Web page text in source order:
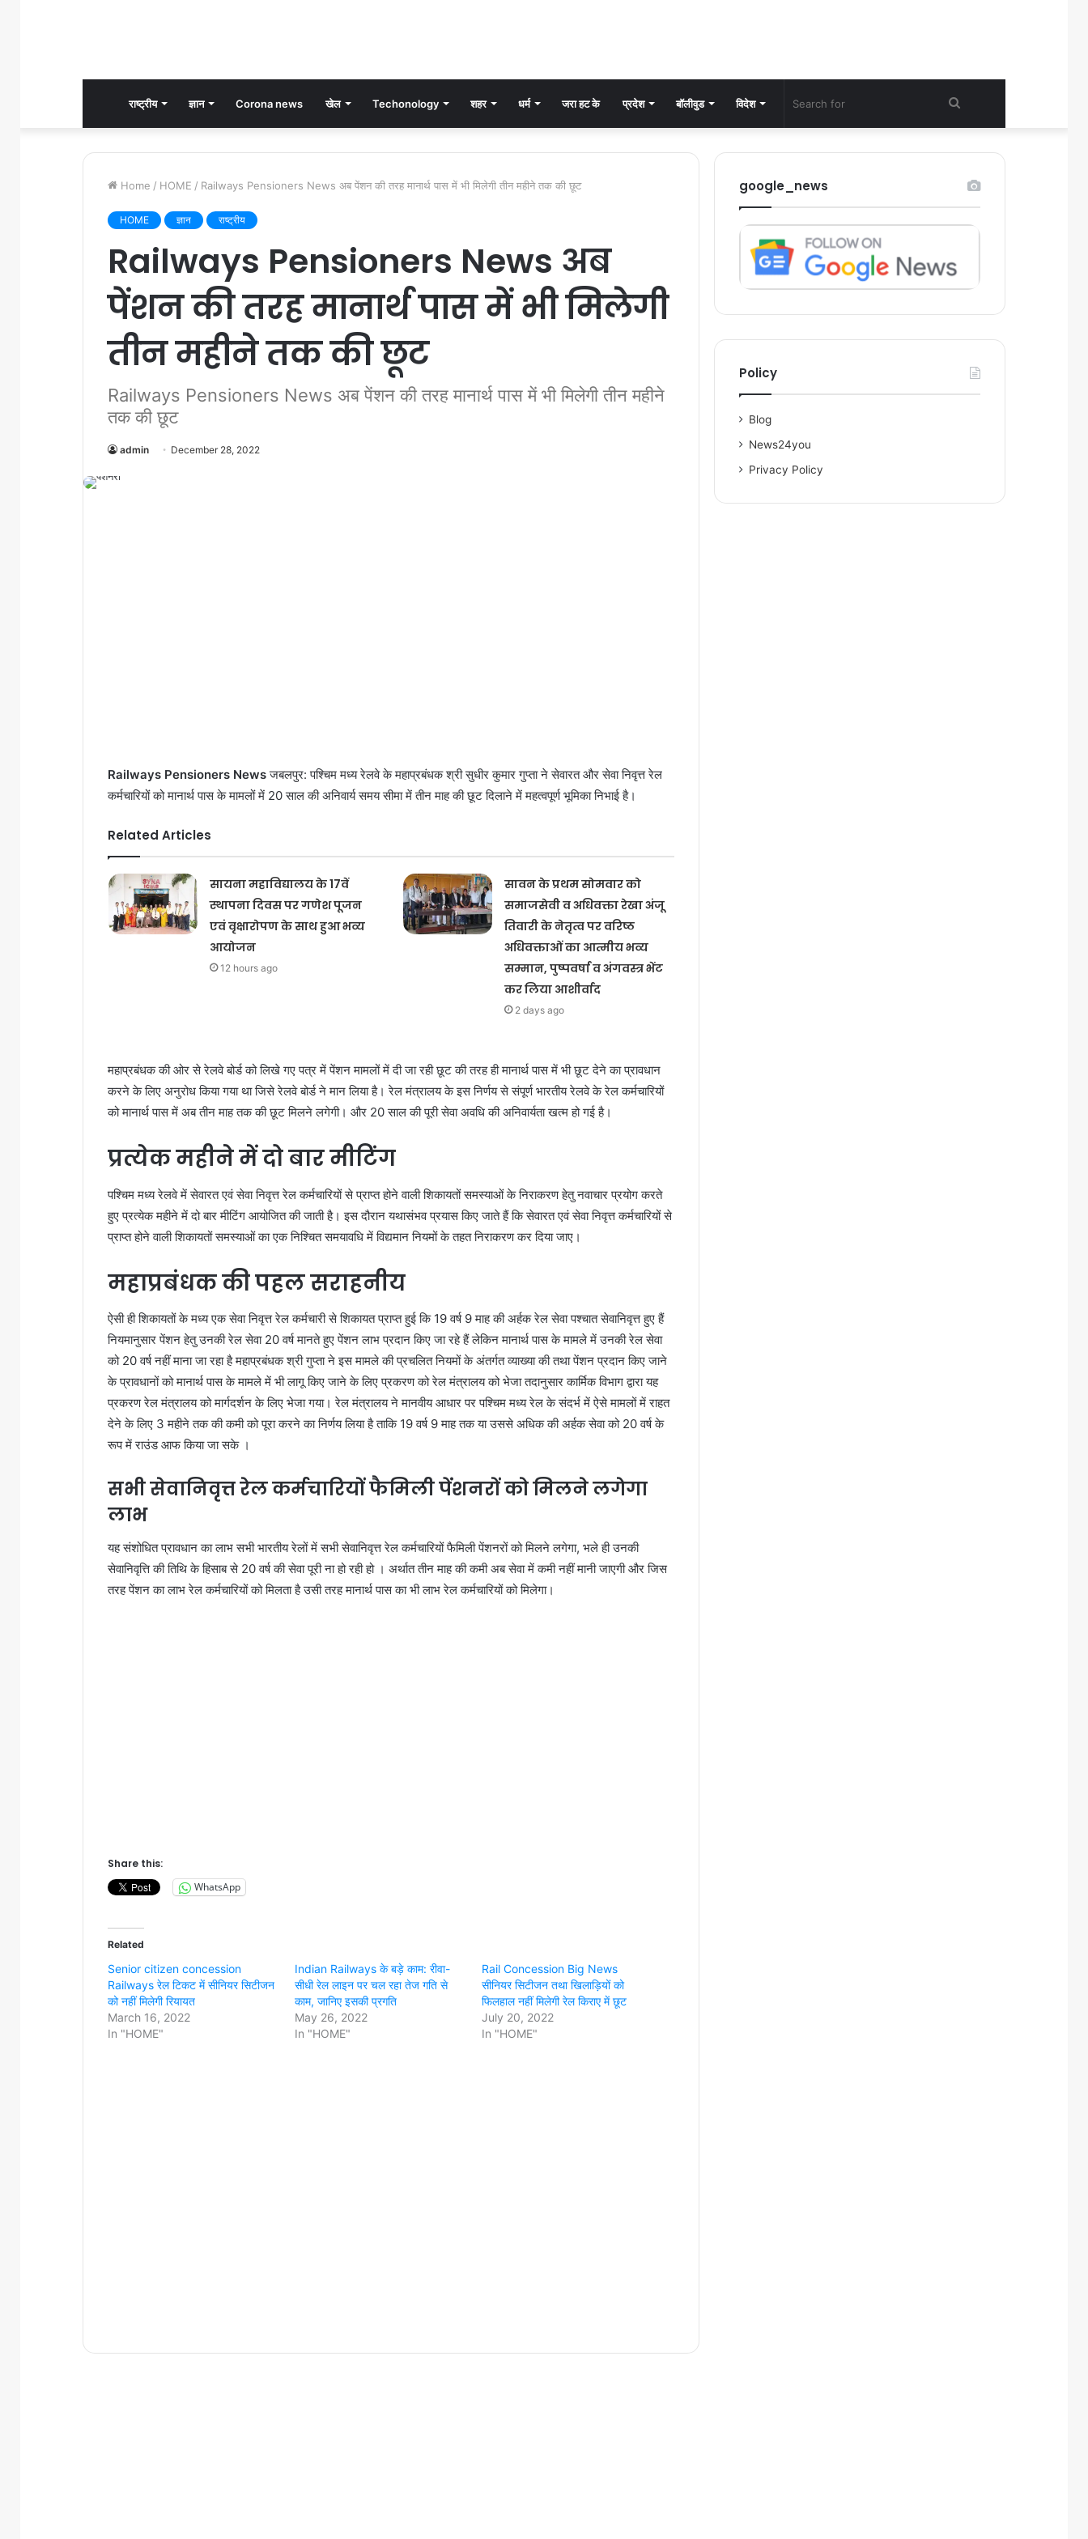
राष्ट्रीय ज्ञान Corona news खेल Techonology शहर धर्म जरा हट के प्रदेश बॉलीवुड विदेश
for
Home / HOME / Railways Pensioners News अब पेंशन की तरह मानार्थ पास में भी मिलेगी तीन महीने तक की छूट
HOME ज्ञान राष्ट्रीय
Railways Pensioners News अब
पेंशन की तरह मानार्थ पास में भी मिलेगी
तीन महीने तक की छूट
Railways Pensioners News अब पेंशन की तरह मानार्थ पास में भी मिलेगी तीन महीने
तक की छूट
admin December 28, 2022
Railways Pensioners Newsजबलपुर: पश्चिम मध्य रेलवे के महाप्रबंधक श्री सुधीर कुमार गुप्ता ने सेवारत और सेवा निवृत्त रेल
कर्मचारियों को मानार्थ पास के मामलों में 20 साल की अनिवार्य समय सीमा में तीन माह की छूट दिलाने में महत्वपूर्ण भूमिका निभाई है।
Related Articles
सायना महाविद्यालय के 17वें
स्थापना दिवस पर गणेश पूजन
एवं वृक्षारोपण के साथ हुआ भव्य
आयोजन
12 hours ago
सावन के प्रथम सोमवार को
समाजसेवी व अधिवक्ता रेखा अंजू
तिवारी के नेतृत्व पर वरिष्ठ
अधिवक्ताओं का आत्मीय भव्य
सम्मान, पुष्पवर्षा व अंगवस्त्र भेंट
कर लिया आशीर्वाद
2 days ago
महाप्रबंधक की ओर से रेलवे बोर्ड को लिखे गए पत्र में पेंशन मामलों में दी जा रही छूट की तरह ही मानार्थ पास में भी छूट देने का प्रावधान
करने के लिए अनुरोध किया गया था जिसे रेलवे बोर्ड ने मान लिया है। रेल मंत्रालय के इस निर्णय से संपूर्ण भारतीय रेलवे के रेल कर्मचारियों
को मानार्थ पास में अब तीन माह तक की छूट मिलने लगेगी। और 20 साल की पूरी सेवा अवधि की अनिवार्यता खत्म हो गई है।
प्रत्येक महीने में दो बार मीटिंग
पश्चिम मध्य रेलवे में सेवारत एवं सेवा निवृत्त रेल कर्मचारियों से प्राप्त होने वाली शिकायतों समस्याओं के निराकरण हेतु नवाचार प्रयोग करते
हुए प्रत्येक महीने में दो बार मीटिंग आयोजित की जाती है। इस दौरान यथासंभव प्रयास किए जाते हैं कि सेवारत एवं सेवा निवृत्त कर्मचारियों से
प्राप्त होने वाली शिकायतों समस्याओं का एक निश्चित समयावधि में विद्यमान नियमों के तहत निराकरण कर दिया जाए।
महाप्रबंधक की पहल सराहनीय
ऐसी ही शिकायतों के मध्य एक सेवा निवृत्त रेल कर्मचारी से शिकायत प्राप्त हुई कि 19 वर्ष 9 माह की अर्हक रेल सेवा पश्चात सेवानिवृत्त हुए हैं
नियमानुसार पेंशन हेतु उनकी रेल सेवा 20 वर्ष मानते हुए पेंशन लाभ प्रदान किए जा रहे हैं लेकिन मानार्थ पास के मामले में उनकी रेल सेवा
को 20 वर्ष नहीं माना जा रहा है महाप्रबंधक श्री गुप्ता ने इस मामले की प्रचलित नियमों के अंतर्गत व्याख्या की तथा पेंशन प्रदान किए जाने
के प्रावधानों को मानार्थ पास के मामले में भी लागू किए जाने के लिए प्रकरण को रेल मंत्रालय को भेजा तदानुसार कार्मिक विभाग द्वारा यह
प्रकरण रेल मंत्रालय को मार्गदर्शन के लिए भेजा गया। रेल मंत्रालय ने मानवीय आधार पर पश्चिम मध्य रेल के संदर्भ में ऐसे मामलों में राहत
देने के लिए 3 महीने तक की कमी को पूरा करने का निर्णय लिया है ताकि 19 वर्ष 9 माह तक या उससे अधिक की अर्हक सेवा को 20 वर्ष के
रूप में राउंड आफ किया जा सके ।
सभी सेवानिवृत्त रेल कर्मचारियों फैमिली पेंशनरों को मिलने लगेगा
लाभ
यह संशोधित प्रावधान का लाभ सभी भारतीय रेलों में सभी सेवानिवृत्त रेल कर्मचारियों फैमिली पेंशनरों को मिलने लगेगा, भले ही उनकी
सेवानिवृत्ति की तिथि के हिसाब से 20 वर्ष की सेवा पूरी ना हो रही हो । अर्थात तीन माह की कमी अब सेवा में कमी नहीं मानी जाएगी और जिस
तरह पेंशन का लाभ रेल कर्मचारियों को मिलता है उसी तरह मानार्थ पास का भी लाभ रेल कर्मचारियों को मिलेगा।‌
Share this:
WhatsApp
Related
Senior citizen concession
Railways रेल टिकट में सीनियर सिटीजन
को नहीं मिलेगी रियायत
March 16, 2022
In "HOME"
Indian Railways के बड़े काम: रीवा-
सीधी रेल लाइन पर चल रहा तेज गति से
काम, जानिए इसकी प्रगति
May 26, 2022
In "HOME"
Rail Concession Big News
सीनियर सिटीजन तथा खिलाड़ियों को
फिलहाल नहीं मिलेगी रेल किराए में छूट
July 20, 2022
In "HOME"
google_news
Policy
Blog
News24you
Privacy Policy